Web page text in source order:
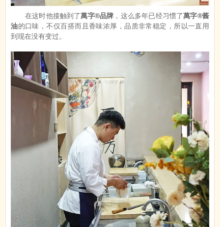
在这时他接触到了萬字®品牌 ，这么多年已经习惯了萬字®酱
油的口味，不仅百搭而且香味浓厚，品质非常稳定，所以一直用
到现在没有变过。